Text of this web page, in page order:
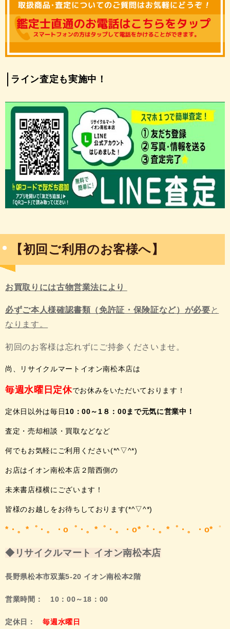
ライン査定も実施中！
【初回ご利用のお客様へ】
お買取りには古物営業法により
必ずご本人様確認書類（免許証・保険証など）が必要 と
なります。
初回のお客様は忘れずにご持参くださいませ。
尚、リサイクルマートイオン南松本店は
毎週水曜日定休でお休みをいただいております！
定休日以外は毎日10：00～1８：00まで元気に営業中！
査定・売却相談・買取などなど
何でもお気軽にご利用ください(*^▽^*)
お店はイオン南松本店２階西側の
未来書店様横にございます！
皆様のお越しをお待ちしております(*^▽^*)
*・。*゜・。・o゜・。*゜・。・o*゜・。*゜・。・o* ゜
◆リサイクルマート イオン南松本店
長野県松本市双葉5-20 イオン南松本2階
営業時間： 10：00～18：00
定休日：毎週水曜日